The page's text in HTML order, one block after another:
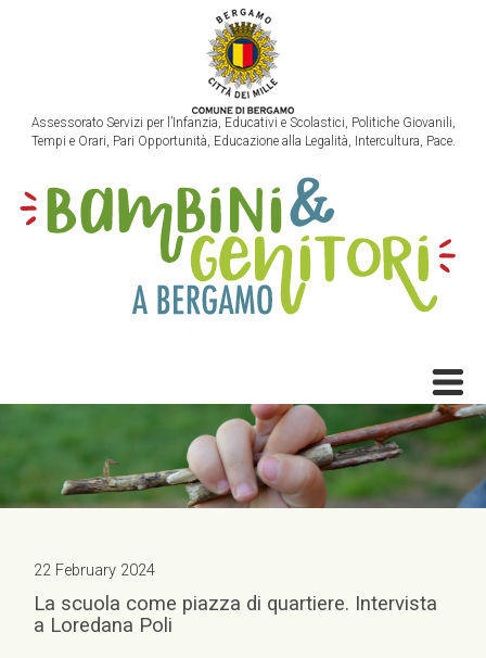
Assessorato Servizi per l’Infanzia, Educativi e Scolastici, Politiche Giovanili,
Tempi e Orari, Pari Opportunità, Educazione alla Legalità, Intercultura, Pace.
22 February 2024
La scuola come piazza di quartiere. Intervista
a Loredana Poli